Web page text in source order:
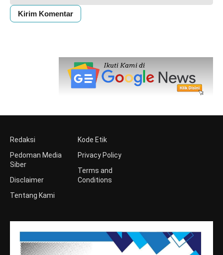
Redaksi
Pedoman Media
Siber
Disclaimer
Tentang Kami
Kode Etik
Privacy Policy
Terms and
Conditions